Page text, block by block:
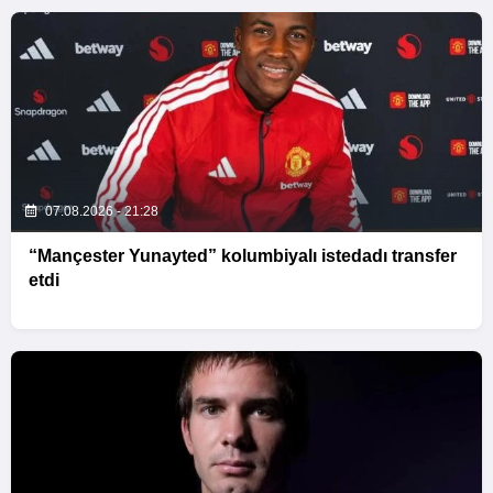
07.08.2026 - 21:28
“Mançester Yunayted” kolumbiyalı istedadı transfer
etdi